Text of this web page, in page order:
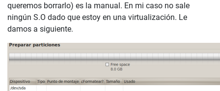
queremos borrarlo) es la manual. En mi caso no sale
ningún S.O dado que estoy en una virtualización. Le
damos a siguiente.